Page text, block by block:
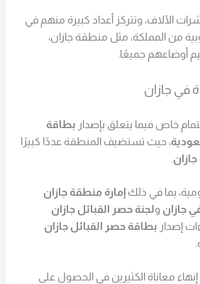
الآلاف، وتتركز أعداد كبيرة منهم في
من المملكة، مثل منطقة جازان،
أوضاعهم جميعًا.
في جازان
خاص فيما يتعلق بإصدار بطاقة
، حيث تستضيف المنطقة عددًا كبيرًا
جازان
بما في ذلك إمارة منطقة جازان
جازان و لجنة حصر القبائل جازان
إصدار بطاقة حصر القبائل جازان
معاناة الكثيرين في الحصول على